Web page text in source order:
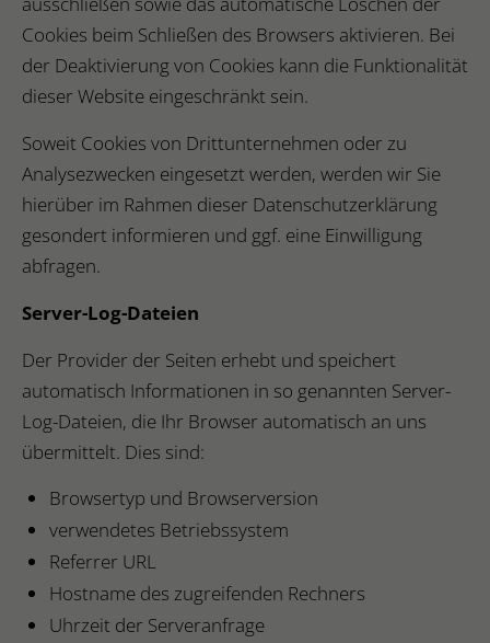
Cookies beim Schließen des Browsers aktivieren. Bei
der Deaktivierung von Cookies kann die Funktionalität
dieser Website eingeschränkt sein.
Soweit Cookies von Drittunternehmen oder zu
Analysezwecken eingesetzt werden, werden wir Sie
hierüber im Rahmen dieser Datenschutzerklärung
gesondert informieren und ggf. eine Einwilligung
abfragen.
Server-Log-Dateien
Der Provider der Seiten erhebt und speichert
automatisch Informationen in so genannten Server-
Log-Dateien, die Ihr Browser automatisch an uns
übermittelt. Dies sind:
Browsertyp und Browserversion
verwendetes Betriebssystem
Referrer URL
Hostname des zugreifenden Rechners
Uhrzeit der Serveranfrage